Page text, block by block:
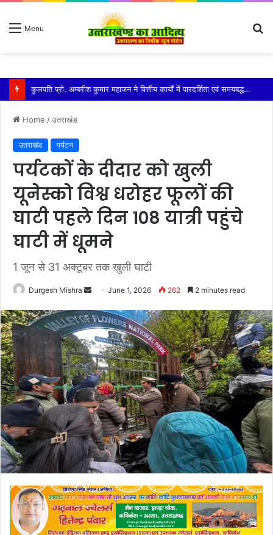
Menu
कुमाऊं कमिश्नर और नैनीताल विधायक को मिला एसआईआर का नोटिस सरिता आर्या ने पता बदलने को बताया कारण
Home /उतराखंड
उतराखंड पर्यटन
पर्यटकों के दीदार को खुली
यूनेस्को विश्व धरोहर फूलों की
घाटी पहले दिन 108 यात्री पहुंचे
घाटी में धूमने
1 जून से 31 अक्टूबर तक खुली घाटी
Durgesh Mishra
Send
email
June 1, 2026 262 2 minutes read